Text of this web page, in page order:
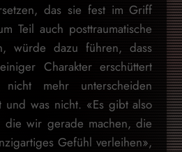
das sie fest im Griff
Teil auch posttraumatische
würde dazu führen, dass
Charakter erschüttert
mehr unterscheiden
und was nicht. «Es gibt also
wir gerade machen, die
Gefühl verleihen»,